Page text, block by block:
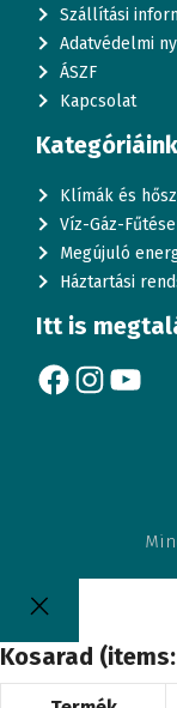
Szállítási
Adatvédelmi
ÁSZF
Kapcsolat
Kategóriáink
Klímák és
Víz-Gáz-
Megújuló
Háztartási
Itt is
Facebook
Kosarad